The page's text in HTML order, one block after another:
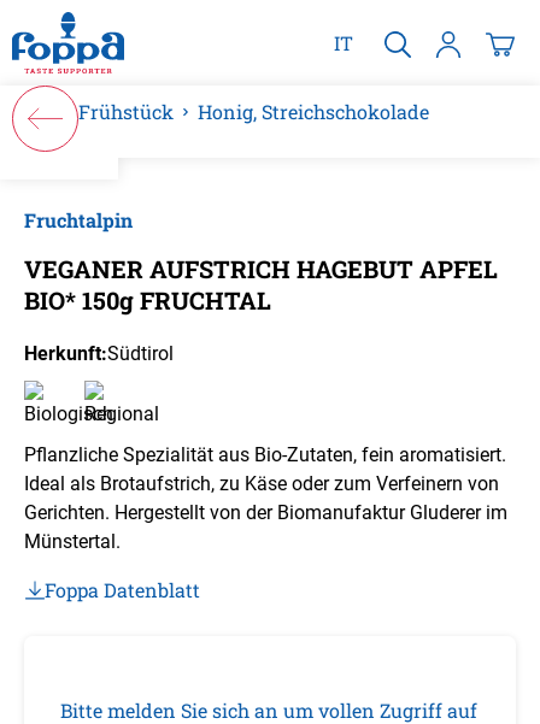
springen
IT
Frühstück Honig, Streichschokolade
Fruchtalpin
VEGANER AUFSTRICH HAGEBUT APFEL
BIO* 150g FRUCHTAL
Herkunft:Südtirol
Pflanzliche Spezialität aus Bio-Zutaten, fein aromatisiert.
Ideal als Brotaufstrich, zu Käse oder zum Verfeinern von
Gerichten. Hergestellt von der Biomanufaktur Gluderer im
Münstertal.
Foppa Datenblatt
Bitte melden Sie sich an um vollen Zugriff auf